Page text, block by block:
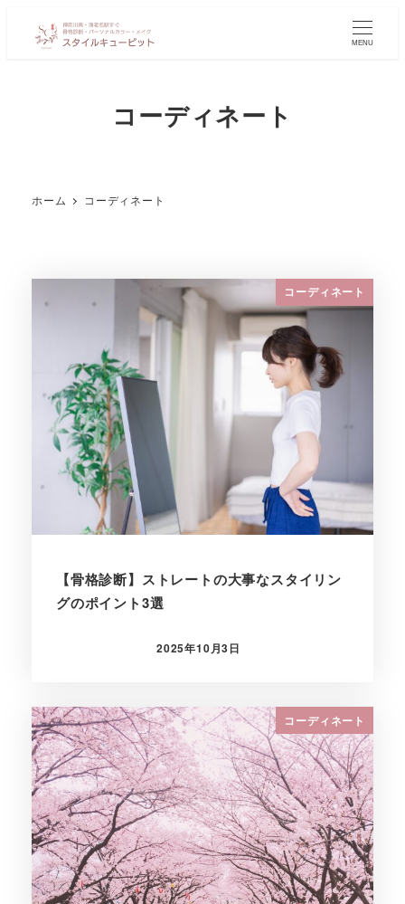
MENU
コーディネート
ホーム コーディネート
コーディネート
【骨格診断】ストレートの大事なスタイリン
グのポイント3選
投稿日
2025年10月3日
コーディネート